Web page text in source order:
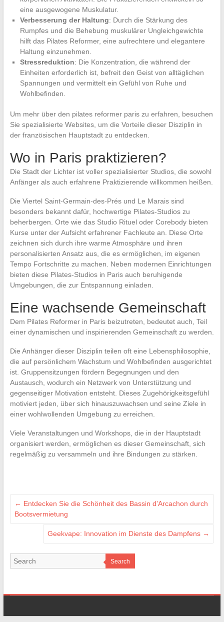
eine ausgewogene Muskulatur.
Verbesserung der Haltung: Durch die Stärkung des
Rumpfes und die Behebung muskulärer Ungleichgewichte
hilft das Pilates Reformer, eine aufrechtere und elegantere
Haltung einzunehmen.
Stressreduktion: Die Konzentration, die während der
Einheiten erforderlich ist, befreit den Geist von alltäglichen
Spannungen und vermittelt ein Gefühl von Ruhe und
Wohlbefinden.
Um mehr über den pilates reformer paris zu erfahren, besuchen
Sie spezialisierte Websites, um die Vorteile dieser Disziplin in
der französischen Hauptstadt zu entdecken.
Wo in Paris praktizieren?
Die Stadt der Lichter ist voller spezialisierter Studios, die sowohl
Anfänger als auch erfahrene Praktizierende willkommen heißen.
Die Viertel Saint-Germain-des-Prés und Le Marais sind
besonders bekannt dafür, hochwertige Pilates-Studios zu
beherbergen. Orte wie das Studio Rituel oder Corebody bieten
Kurse unter der Aufsicht erfahrener Fachleute an. Diese Orte
zeichnen sich durch ihre warme Atmosphäre und ihren
personalisierten Ansatz aus, die es ermöglichen, im eigenen
Tempo Fortschritte zu machen. Neben modernen Einrichtungen
bieten diese Pilates-Studios in Paris auch beruhigende
Umgebungen, die zur Entspannung einladen.
Eine wachsende Gemeinschaft
Dem Pilates Reformer in Paris beizutreten, bedeutet auch, Teil
einer dynamischen und inspirierenden Gemeinschaft zu werden.
Die Anhänger dieser Disziplin teilen oft eine Lebensphilosophie,
die auf persönlichem Wachstum und Wohlbefinden ausgerichtet
ist. Gruppensitzungen fördern Begegnungen und den
Austausch, wodurch ein Netzwerk von Unterstützung und
gegenseitiger Motivation entsteht. Dieses Zugehörigkeitsgefühl
motiviert jeden, über sich hinauszuwachsen und seine Ziele in
einer wohlwollenden Umgebung zu erreichen.
Viele Veranstaltungen und Workshops, die in der Hauptstadt
organisiert werden, ermöglichen es dieser Gemeinschaft, sich
regelmäßig zu versammeln und ihre Bindungen zu stärken.
← Entdecken Sie die Schönheit des Bassin d’Arcachon durch
Bootsvermietung
Geekvape: Innovation im Dienste des Dampfens →
Search